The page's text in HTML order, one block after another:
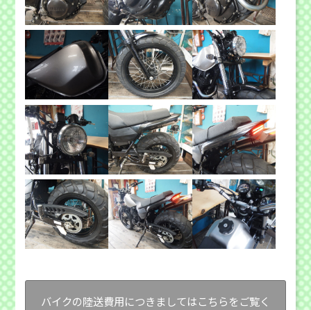
バイクの陸送費用につきましてはこちらをご覧く